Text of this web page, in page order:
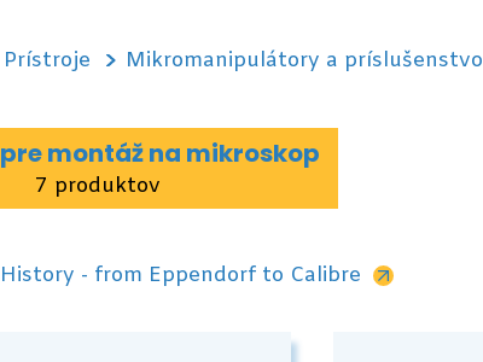
Prístroje Mikromanipulátory a príslušenstvo
montáž na mikroskop
7 produktov
- from Eppendorf to Calibre